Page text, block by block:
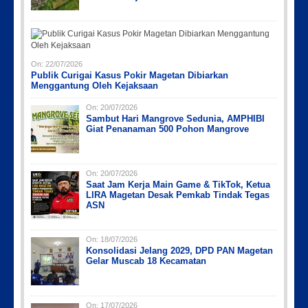
On: 22/07/2026
Publik Curigai Kasus Pokir Magetan Dibiarkan
Menggantung Oleh Kejaksaan
On: 20/07/2026
Sambut Hari Mangrove Sedunia, AMPHIBI
Giat Penanaman 500 Pohon Mangrove
On: 20/07/2026
Saat Jam Kerja Main Game & TikTok, Ketua
LIRA Magetan Desak Pemkab Tindak Tegas
ASN
On: 18/07/2026
Konsolidasi Jelang 2029, DPD PAN Magetan
Gelar Muscab 18 Kecamatan
On: 17/07/2026